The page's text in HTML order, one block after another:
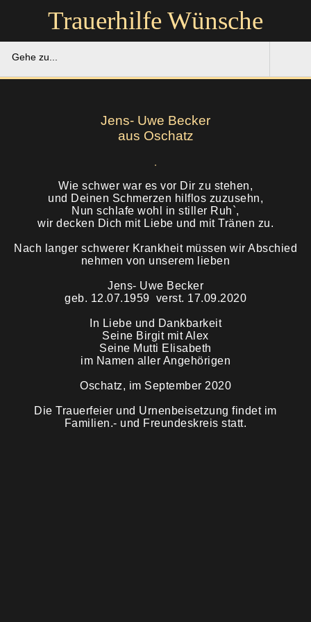
Gehe zu...
Soforthilfe
Trauerfeier
Ruhestätten
Trauerhilfe Wünsche
Jens- Uwe Becker
aus Oschatz
Wie schwer war es vor Dir zu stehen,
und Deinen Schmerzen hilflos zuzusehn,
Nun schlafe wohl in stiller Ruh`,
wir decken Dich mit Liebe und mit Tränen zu.
Nach langer schwerer Krankheit müssen wir Abschied
nehmen von unserem lieben
Jens- Uwe Becker
geb. 12.07.1959 verst. 17.09.2020
In Liebe und Dankbarkeit
Seine Birgit mit Alex
Seine Mutti Elisabeth
im Namen aller Angehörigen
Oschatz, im September 2020
Die Trauerfeier und Urnenbeisetzung findet im
Familien.- und Freundeskreis statt.